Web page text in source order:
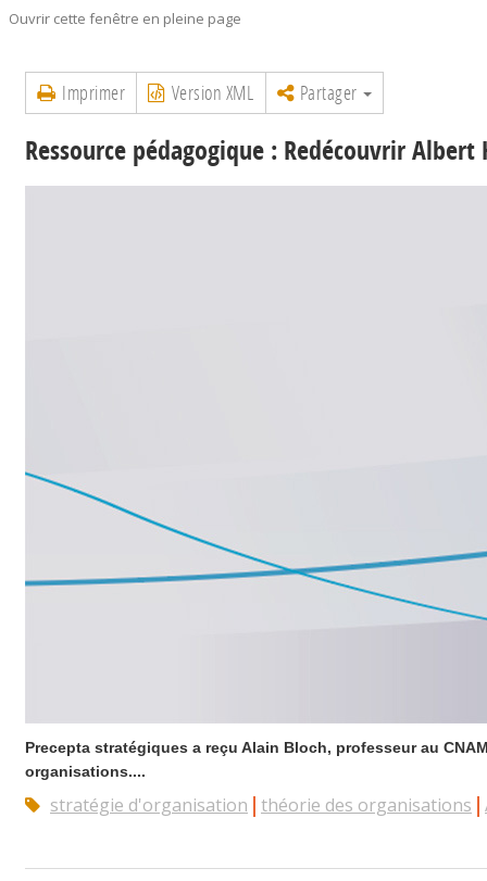
Ouvrir cette fenêtre en pleine page
Imprimer Version XML Partager
Ressource pédagogique : Redécouvrir Albert
Precepta stratégiques a reçu Alain Bloch, professeur au
organisations....
stratégie d'organisation théorie des organisations